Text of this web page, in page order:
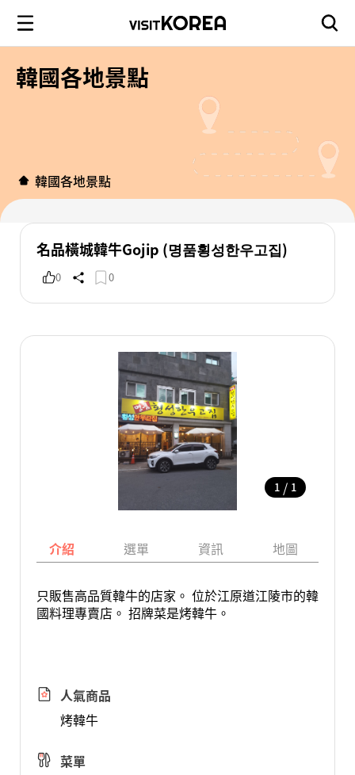
韓國各地景點
韓國各地景點
名品橫城韓牛Gojip (명품횡성한우고집)
0 0
1 / 1
介紹 選單 資訊 地圖
只販售高品質韓牛的店家。 位於江原道江陵市的韓
國料理專賣店。 招牌菜是烤韓牛。
人氣商品
烤韓牛
菜單